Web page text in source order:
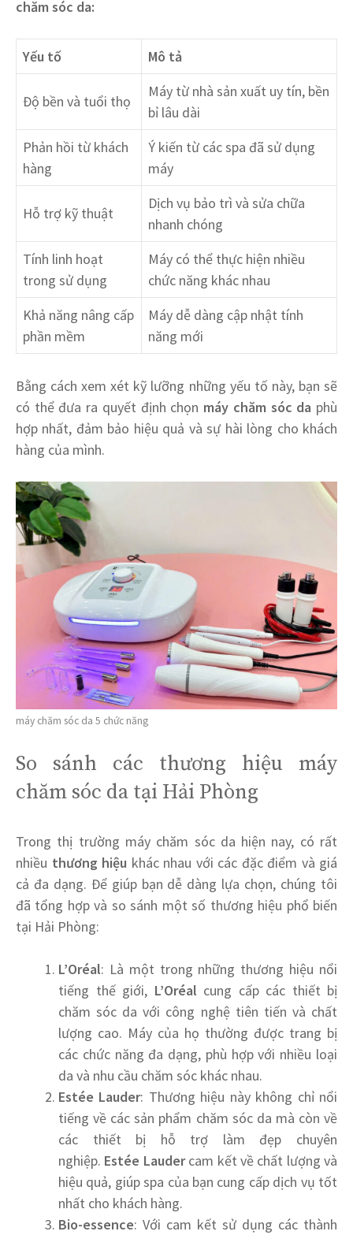
chăm sóc da:
Yếu tố Mô tả
Độ bền và tuổi thọ
Máy từ nhà sản xuất uy tín, bền
bỉ lâu dài
Phản hồi từ khách
hàng
Ý kiến từ các spa đã sử dụng
máy
Hỗ trợ kỹ thuật
Dịch vụ bảo trì và sửa chữa
nhanh chóng
Tính linh hoạt
trong sử dụng
Máy có thể thực hiện nhiều
chức năng khác nhau
Khả năng nâng cấp
phần mềm
Máy dễ dàng cập nhật tính
năng mới
Bằng cách xem xét kỹ lưỡng những yếu tố này, bạn sẽ
có thể đưa ra quyết định chọn máy chăm sóc da phù
hợp nhất, đảm bảo hiệu quả và sự hài lòng cho khách
hàng của mình.
máy chăm sóc da 5 chức năng
So sánh các thương hiệu máy
chăm sóc da tại Hải Phòng
Trong thị trường máy chăm sóc da hiện nay, có rất
nhiều thương hiệu khác nhau với các đặc điểm và giá
cả đa dạng. Để giúp bạn dễ dàng lựa chọn, chúng tôi
đã tổng hợp và so sánh một số thương hiệu phổ biến
tại Hải Phòng:
L’Oréal: Là một trong những thương hiệu nổi
tiếng thế giới, L’Oréal cung cấp các thiết bị
chăm sóc da với công nghệ tiên tiến và chất
lượng cao. Máy của họ thường được trang bị
các chức năng đa dạng, phù hợp với nhiều loại
da và nhu cầu chăm sóc khác nhau.
Estée Lauder: Thương hiệu này không chỉ nổi
tiếng về các sản phẩm chăm sóc da mà còn về
các thiết bị hỗ trợ làm đẹp chuyên
nghiệp. Estée Laudercam kết về chất lượng và
hiệu quả, giúp spa của bạn cung cấp dịch vụ tốt
nhất cho khách hàng.
Bio-essence: Với cam kết sử dụng các thành